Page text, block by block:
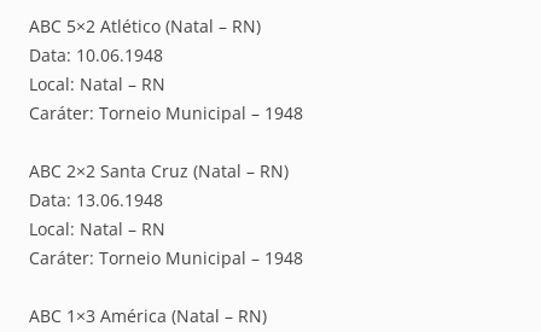
ABC 5×2 Atlético (Natal – RN)
Data: 10.06.1948
Local: Natal – RN
Caráter: Torneio Municipal – 1948
ABC 2×2 Santa Cruz (Natal – RN)
Data: 13.06.1948
Local: Natal – RN
Caráter: Torneio Municipal – 1948
ABC 1×3 América (Natal – RN)